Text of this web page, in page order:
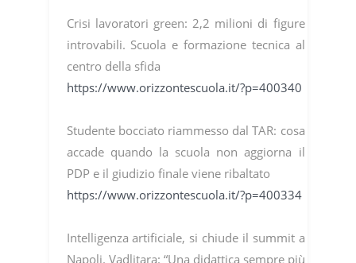
Crisi lavoratori green: 2,2 milioni di figure
introvabili. Scuola e formazione tecnica al
centro della sfida
https://www.orizzontescuola.it/?p=400340
Studente bocciato riammesso dal TAR: cosa
accade quando la scuola non aggiorna il
PDP e il giudizio finale viene ribaltato
https://www.orizzontescuola.it/?p=400334
Intelligenza artificiale, si chiude il summit a
Napoli. Vadlitara: “Una didattica sempre più